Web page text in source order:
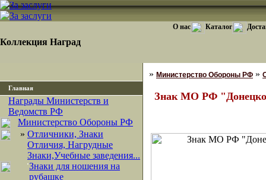
Коллекция Наград
О нас Каталог
Главная
Награды Министерств и
Ведомств РФ
Министерство Обороны РФ
» Отличники, Знаки
Отличия, Нагрудные
Знаки,Учебные заведения...
·Знаки для ношения на
рубашке
» Министерство Обороны РФ »
Знак МО РФ